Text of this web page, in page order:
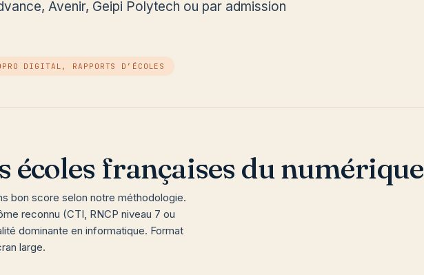
Avenir, Geipi Polytech ou par admission
DIGITAL, RAPPORTS D’ÉCOLES
écoles françaises du numérique
bon score selon notre méthodologie.
reconnu (CTI, RNCP niveau 7 ou
dominante en informatique. Format
large.